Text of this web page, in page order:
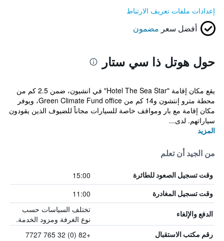
إعدادات ملفات تعريف الارتباط
أفضل سعر مضمون
حول هوتل ذا سي ستار
يقع مكان إقامة "Hotel The Sea Star" في انشيون، ضمن 2.5 كم من
محطة مترو إنتشون و14 كم من Green Climate Fund office، ويوفر
مكان إقامة مع بار ومواقف خاصة للسيارات مجاناً للضيوف الذين يقودون
سياراتهم. لدى...
المزيد
من الجيد أن تعلم
وقت تسجيل الصعود للطائرة 15:00
وقت تسجيل المغادرة 11:00
الدفع والإلغاء
تختلف السياسات حسب
نوع الغرفة ومزود الخدمة.
رقم مكتب الاستقبال +82 (0) 32 765 7727